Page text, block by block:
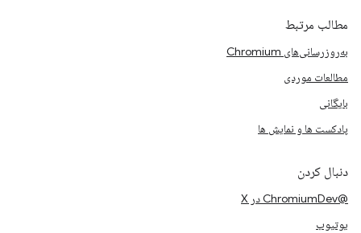
مطالب مرتبط
به‌روزرسانی‌های Chromium
مطالعات موردی
بایگانی
پادکست ها و نمایش ها
دنبال کردن
@ChromiumDev در X
یوتیوب